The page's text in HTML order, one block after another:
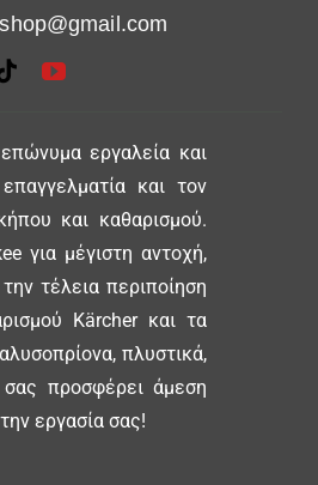
εργαλεία και
και τον
και καθαρισμού.
για μέγιστη αντοχή,
τέλεια περιποίηση
Kärcher και τα
πλυστικά,
προσφέρει άμεση
εργασία σας!